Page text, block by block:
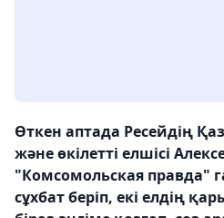
Өткен аптада Ресейдің
және өкілетті елшісі
"Комсомольская правда"
сұхбат беріп, екі елдің